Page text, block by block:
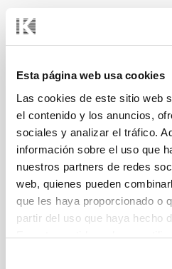
Esta página web usa cookies
Las cookies de este sitio web
el contenido y los anuncios,
sociales y analizar el tráfico.
información sobre el uso que
nuestros partners de redes
web, quienes pueden
que les haya proporcionado o
partir del uso que haya hecho
En este sentido podemos
KOOLAIR, S.L.
(SPANJE)
Pol. Ind. nº 2 La Fuensanta
C/ Urano, 26
28936 Móstoles